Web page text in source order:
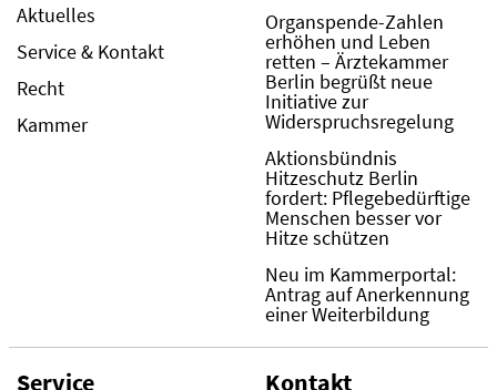
Aktuelles
Service & Kontakt
Recht
Kammer
Organspende-Zahlen
erhöhen und Leben
retten – Ärztekammer
Berlin begrüßt neue
Initiative zur
Widerspruchsregelung
Aktionsbündnis
Hitzeschutz Berlin
fordert: Pflegebedürftige
Menschen besser vor
Hitze schützen
Neu im Kammerportal:
Antrag auf Anerkennung
einer Weiterbildung
Service Kontakt